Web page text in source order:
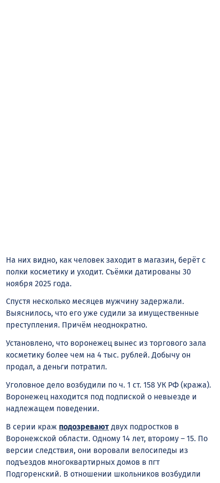
На них видно, как человек заходит в магазин, берёт с
полки косметику и уходит. Съёмки датированы 30
ноября 2025 года.
Спустя несколько месяцев мужчину задержали.
Выяснилось, что его уже судили за имущественные
преступления. Причём неоднократно.
Установлено, что воронежец вынес из торгового зала
косметику более чем на 4 тыс. рублей. Добычу он
продал, а деньги потратил.
Уголовное дело возбудили по ч. 1 ст. 158 УК РФ (кража).
Воронежец находится под подпиской о невыезде и
надлежащем поведении.
В серии краж подозревают двух подростков в
Воронежской области. Одному 14 лет, второму – 15. По
версии следствия, они воровали велосипеды из
подъездов многоквартирных домов в пгт
Подгоренский. В отношении школьников возбудили